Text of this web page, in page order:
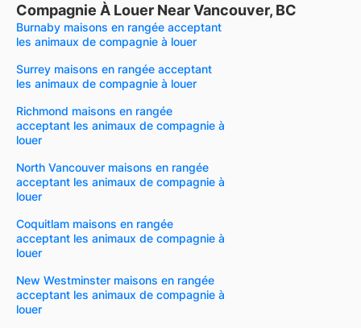
Compagnie À Louer Near Vancouver, BC
Burnaby maisons en rangée acceptant
les animaux de compagnie à louer
Surrey maisons en rangée acceptant
les animaux de compagnie à louer
Richmond maisons en rangée
acceptant les animaux de compagnie à
louer
North Vancouver maisons en rangée
acceptant les animaux de compagnie à
louer
Coquitlam maisons en rangée
acceptant les animaux de compagnie à
louer
New Westminster maisons en rangée
acceptant les animaux de compagnie à
louer